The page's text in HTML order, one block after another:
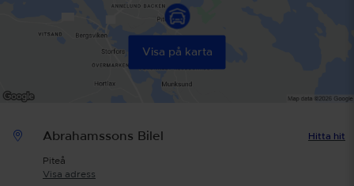
Visa på karta
Abrahamssons Bilel
Piteå
Visa adress
Hitta hit